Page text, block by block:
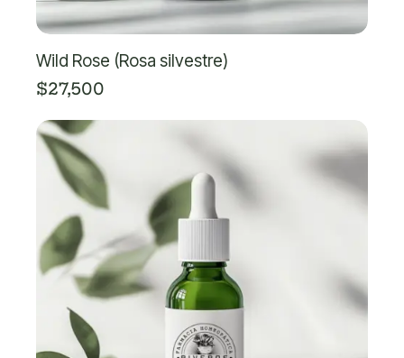
Wild Rose (Rosa silvestre)
$27,500